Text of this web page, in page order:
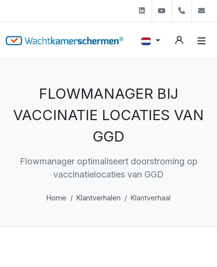
LinkedinYoutube+31
FLOWMANAGER BIJ
VACCINATIE LOCATIES VAN
GGD
Flowmanager optimaliseert doorstroming op
vaccinatielocaties van GGD
Home Klantverhalen Klantverhaal